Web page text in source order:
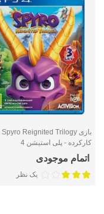
بازی Spyro Reignited Trilogy
کارکرده - پلی استیشن 4
اتمام موجودی
یک نظر